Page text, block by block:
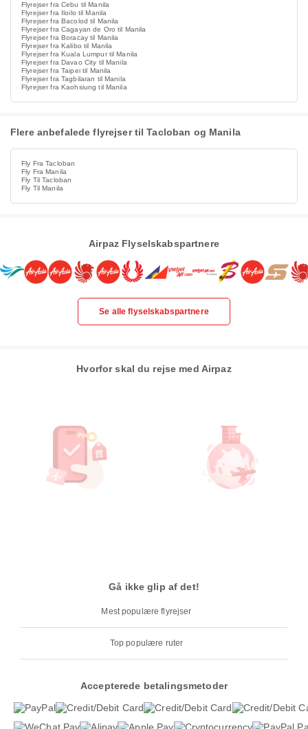
Flyrejser fra Cebu til Manila
Flyrejser fra Iloilo til Manila
Flyrejser fra Bacolod til Manila
Flyrejser fra Cagayan de Oro til Manila
Flyrejser fra Boracay til Manila
Flyrejser fra Kalibo til Manila
Flyrejser fra Kuala Lumpur til Manila
Flyrejser fra Davao City til Manila
Flyrejser fra Taipei til Manila
Flyrejser fra Tagbilaran til Manila
Flyrejser fra Kaohsiung til Manila
Flere anbefalede flyrejser til Tacloban og Manila
Fly Fra Tacloban
Fly Fra Manila
Fly Til Tacloban
Fly Til Manila
Airpaz Flyselskabspartnere
Se alle flyselskabspartnere
Hvorfor skal du rejse med Airpaz
Gå ikke glip af det!
Mest populære flyrejser
Top populære ruter
Accepterede betalingsmetoder